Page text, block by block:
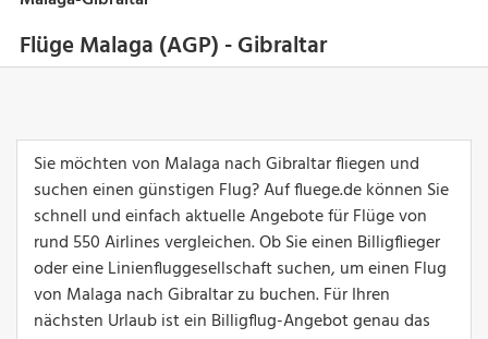
Flüge Malaga (AGP) - Gibraltar
Sie möchten von Malaga nach Gibraltar fliegen und
suchen einen günstigen Flug? Auf fluege.de können Sie
schnell und einfach aktuelle Angebote für Flüge von
rund 550 Airlines vergleichen. Ob Sie einen Billigflieger
oder eine Linienfluggesellschaft suchen, um einen Flug
von Malaga nach Gibraltar zu buchen. Für Ihren
nächsten Urlaub ist ein Billigflug-Angebot genau das